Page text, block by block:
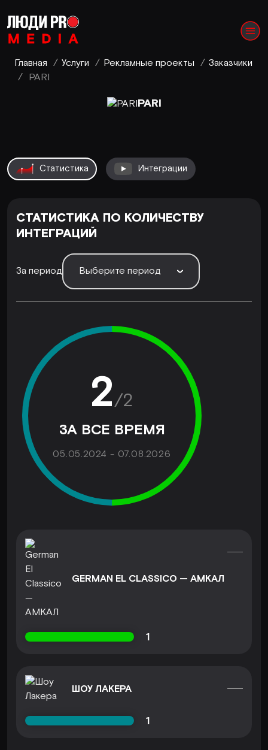
Главная / Услуги / Рекламные проекты / Заказчики
/ PARI
PARI
Статистика Интеграции
СТАТИСТИКА ПО КОЛИЧЕСТВУ
ИНТЕГРАЦИЙ
За период Выберите период
2/2
ЗА ВСЕ ВРЕМЯ
05.05.2024 - 07.08.2026
GERMAN EL CLASSICO — АМКАЛ
1
ШОУ ЛАКЕРА
1